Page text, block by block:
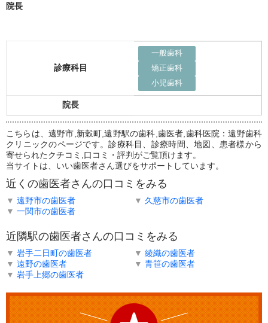
院長
診療科目
一般歯科
矯正歯科
小児歯科
院長
こちらは、遠野市,新穀町,遠野駅の歯科,歯医者,歯科医院：遠野歯科
クリニックのページです。診療科目、診療時間、地図、患者様から
寄せられたクチコミ,口コミ・評判がご覧頂けます。
当サイトは、いい歯医者さん選びをサポートしています。
近くの歯医者さんの口コミをみる
▼ 遠野市の歯医者 ▼ 久慈市の歯医者
▼ 一関市の歯医者
近隣駅の歯医者さんの口コミをみる
▼ 岩手二日町の歯医者 ▼ 綾織の歯医者
▼ 遠野の歯医者 ▼ 青笹の歯医者
▼ 岩手上郷の歯医者